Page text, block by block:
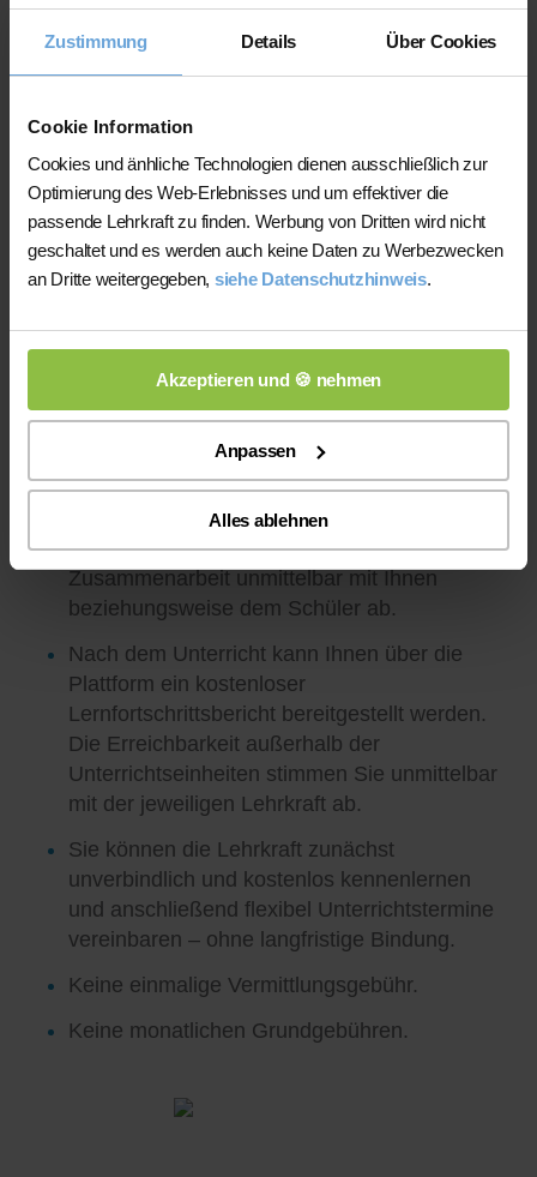
Zustimmung Details Über Cookies
Cookie Information
Cookies und änhliche Technologien dienen ausschließlich zur
Optimierung des Web-Erlebnisses und um effektiver die
passende Lehrkraft zu finden. Werbung von Dritten wird nicht
geschaltet und es werden auch keine Daten zu Werbezwecken
an Dritte weitergegeben, siehe Datenschutzhinweis.
Akzeptieren und 🍪 nehmen
Anpassen
Alles ablehnen
Nachhilfeinstituten und privater
Nachhilfe
Qualifikationsnachweise vor der
Freischaltung geprüft werden.
Nachhilfe-Team.net unterstützt Sie dabei,
möglichst schnell eine zu Ihrem Bedarf
Ausfall können Sie auf Wunsch bei der
Vermittlung einer anderen Lehrkraft
unterstützt werden.
Die Lehrkräfte gestalten und verantworten
ihren Unterricht eigenständig.
Die jeweilige Lehrkraft stimmt Lernziele,
Unterrichtsgestaltung und die weitere
Zusammenarbeit unmittelbar mit Ihnen
beziehungsweise dem Schüler ab.
Nach dem Unterricht kann Ihnen über die
Plattform ein kostenloser
Lernfortschrittsbericht bereitgestellt werden.
Die Erreichbarkeit außerhalb der
Unterrichtseinheiten stimmen Sie unmittelbar
mit der jeweiligen Lehrkraft ab.
Sie können die Lehrkraft zunächst
unverbindlich und kostenlos kennenlernen
und anschließend flexibel Unterrichtstermine
vereinbaren – ohne langfristige Bindung.
Keine einmalige Vermittlungsgebühr.
Keine monatlichen Grundgebühren.